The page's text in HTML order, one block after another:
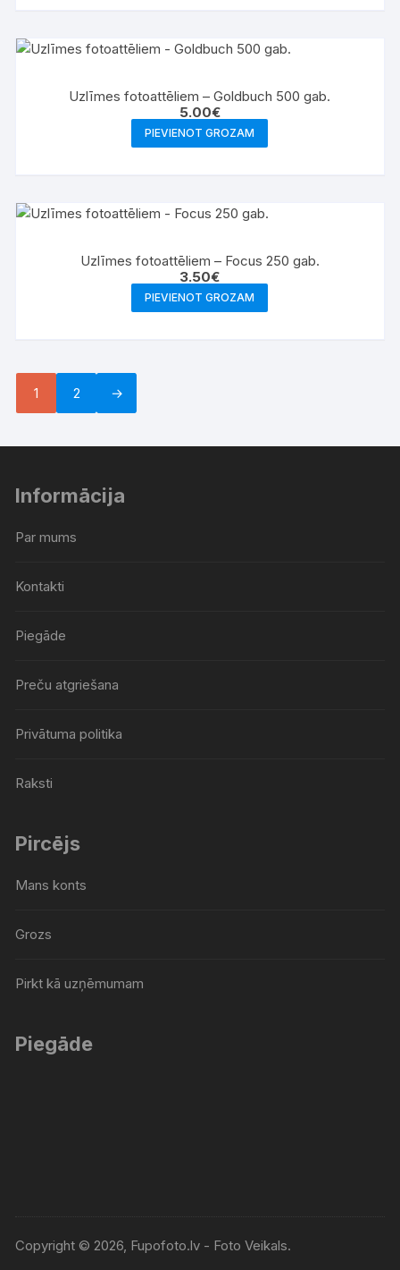
Uzlīmes fotoattēliem – Goldbuch 500 gab.
5.00€
PIEVIENOT GROZAM
Uzlīmes fotoattēliem – Focus 250 gab.
3.50€
PIEVIENOT GROZAM
1 2 →
Informācija
Par mums
Kontakti
Piegāde
Preču atgriešana
Privātuma politika
Raksti
Pircējs
Mans konts
Grozs
Pirkt kā uzņēmumam
Piegāde
Copyright © 2026, Fupofoto.lv - Foto Veikals.